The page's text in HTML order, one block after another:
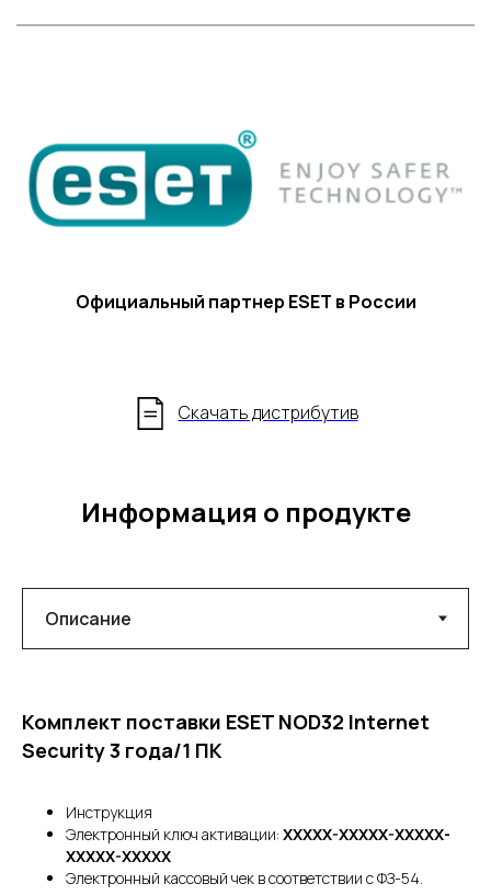
Официальный партнер ESET в России
Скачать дистрибутив
Информация о продукте
Комплект поставки ESET NOD32 Internet
Security 3 года/1 ПК
Инструкция
Электронный ключ активации: XXXXX-XXXXX-XXXXX-
XXXXX-XXXXX
Электронный кассовый чек в соответствии с ФЗ-54.